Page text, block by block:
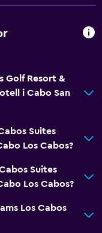
Golf Resort &
i Cabo San
Suites
Los Cabos?
Suites
Los Cabos?
Los Cabos